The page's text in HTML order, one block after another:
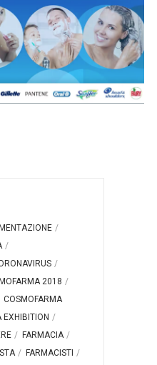
2018
COSMOFARMA
EXHIBITION
FARMACIA
FARMACISTI